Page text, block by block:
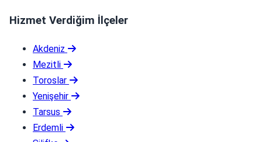
Hizmet Verdiğim İlçeler
Akdeniz
Mezitli
Toroslar
Yenişehir
Tarsus
Erdemli